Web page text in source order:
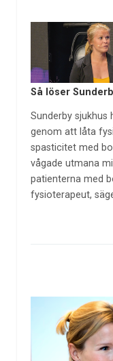
Så löser
Sunderby sjukhus
genom att låta
spasticitet med
vågade utmana
patienterna med
fysioterapeut,